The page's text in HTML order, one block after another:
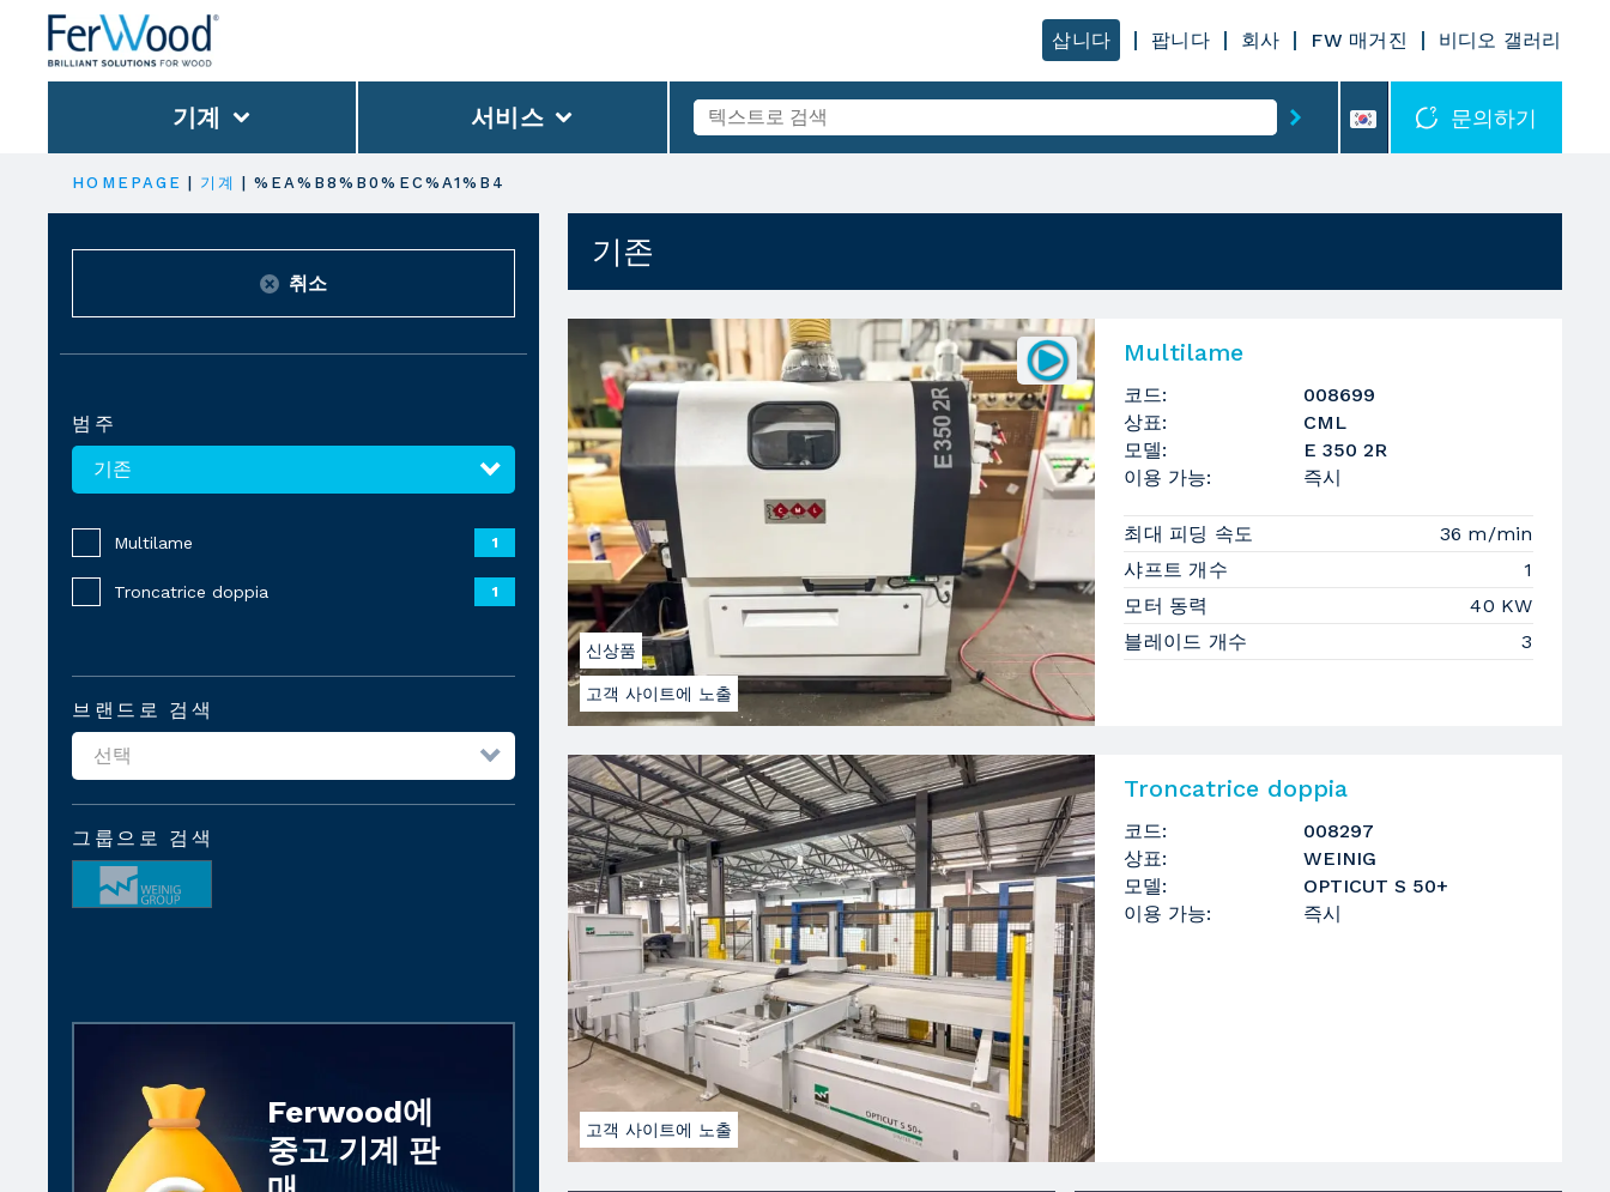
삽니다 팝니다 회사 FW 매거진 비디오 갤러리
기계 서비스 문의하기
HOMEPAGE 기계 %EA%B8%B0%EC%A1%B4
취소
범주
Multilame 1
Troncatrice doppia 1
브랜드로 검색
그룹으로 검색
Ferwood에
중고 기계 판
기존
고객 사이트에 노출
신상품
Multilame
코드:
008699
상표:
CML
모델:
E 350 2R
이용 가능:
즉시
최대 피딩 속도
36 m/min
샤프트 개수
1
모터 동력
40 KW
블레이드 개수
3
고객 사이트에 노출
Troncatrice doppia
코드:
008297
상표:
WEINIG
모델:
OPTICUT S 50+
이용 가능:
즉시